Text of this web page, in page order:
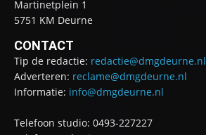
Martinetplein 1
5751 KM Deurne
CONTACT
Tip de redactie: redactie@dmgdeurne.nl
Adverteren: reclame@dmgdeurne.nl
Informatie: info@dmgdeurne.nl
Telefoon studio: 0493-227227